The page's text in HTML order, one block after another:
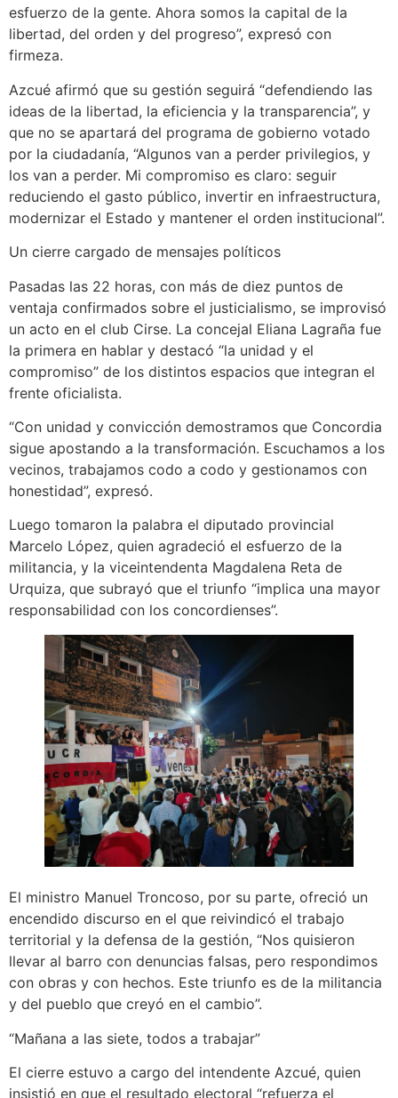
esfuerzo de la gente. Ahora somos la capital de la
libertad, del orden y del progreso”, expresó con
firmeza.
Azcué afirmó que su gestión seguirá “defendiendo las
ideas de la libertad, la eficiencia y la transparencia”, y
que no se apartará del programa de gobierno votado
por la ciudadanía, “Algunos van a perder privilegios, y
los van a perder. Mi compromiso es claro: seguir
reduciendo el gasto público, invertir en infraestructura,
modernizar el Estado y mantener el orden institucional”.
Un cierre cargado de mensajes políticos
Pasadas las 22 horas, con más de diez puntos de
ventaja confirmados sobre el justicialismo, se improvisó
un acto en el club Cirse. La concejal Eliana Lagraña fue
la primera en hablar y destacó “la unidad y el
compromiso” de los distintos espacios que integran el
frente oficialista.
“Con unidad y convicción demostramos que Concordia
sigue apostando a la transformación. Escuchamos a los
vecinos, trabajamos codo a codo y gestionamos con
honestidad”, expresó.
Luego tomaron la palabra el diputado provincial
Marcelo López, quien agradeció el esfuerzo de la
militancia, y la viceintendenta Magdalena Reta de
Urquiza, que subrayó que el triunfo “implica una mayor
responsabilidad con los concordienses”.
El ministro Manuel Troncoso, por su parte, ofreció un
encendido discurso en el que reivindicó el trabajo
territorial y la defensa de la gestión, “Nos quisieron
llevar al barro con denuncias falsas, pero respondimos
con obras y con hechos. Este triunfo es de la militancia
y del pueblo que creyó en el cambio”.
“Mañana a las siete, todos a trabajar”
El cierre estuvo a cargo del intendente Azcué, quien
insistió en que el resultado electoral “refuerza el